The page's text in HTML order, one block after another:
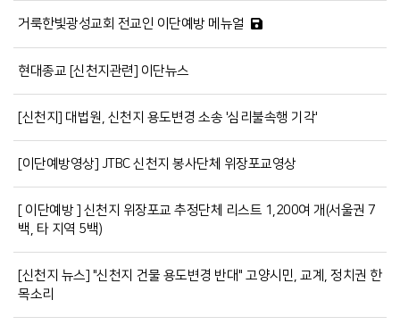
거룩한빛광성교회 전교인 이단예방 메뉴얼
현대종교 [신천지관련] 이단뉴스
[신천지] 대법원, 신천지 용도변경 소송 '심리불속행 기각'
[이단예방영상] JTBC 신천지 봉사단체 위장포교영상
[ 이단예방 ] 신천지 위장포교 추정단체 리스트 1,200여 개(서울권 7
백, 타 지역 5백)
[신천지 뉴스] "신천지 건물 용도변경 반대" 고양시민, 교계, 정치권 한
목소리